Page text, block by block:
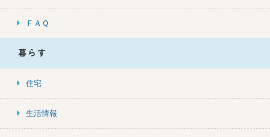
ＦＡＱ
暮らす
住宅
生活情報